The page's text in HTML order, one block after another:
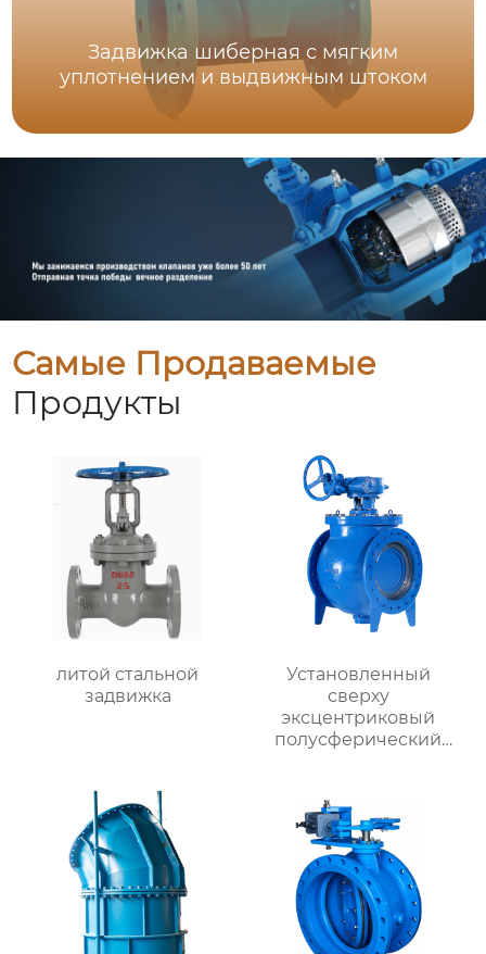
Задвижка шиберная с мягким
уплотнением и выдвижным штоком
Самые Продаваемые
Продукты
литой стальной
задвижка
Установленный
сверху
эксцентриковый
полусферический